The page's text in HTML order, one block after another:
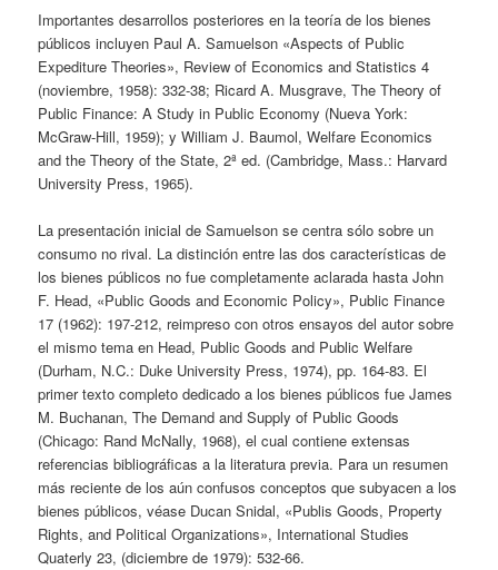
Importantes desarrollos posteriores en la teoría de los bienes
públicos incluyen Paul A. Samuelson «Aspects of Public
Expediture Theories», Review of Economics and Statistics 4
(noviembre, 1958): 332-38; Ricard A. Musgrave, The Theory of
Public Finance: A Study in Public Economy (Nueva York:
McGraw-Hill, 1959); y William J. Baumol, Welfare Economics
and the Theory of the State, 2ª ed. (Cambridge, Mass.: Harvard
University Press, 1965).
La presentación inicial de Samuelson se centra sólo sobre un
consumo no rival. La distinción entre las dos características de
los bienes públicos no fue completamente aclarada hasta John
F. Head, «Public Goods and Economic Policy», Public Finance
17 (1962): 197-212, reimpreso con otros ensayos del autor sobre
el mismo tema en Head, Public Goods and Public Welfare
(Durham, N.C.: Duke University Press, 1974), pp. 164-83. El
primer texto completo dedicado a los bienes públicos fue James
M. Buchanan, The Demand and Supply of Public Goods
(Chicago: Rand McNally, 1968), el cual contiene extensas
referencias bibliográficas a la literatura previa. Para un resumen
más reciente de los aún confusos conceptos que subyacen a los
bienes públicos, véase Ducan Snidal, «Publis Goods, Property
Rights, and Political Organizations», International Studies
Quaterly 23, (diciembre de 1979): 532-66.